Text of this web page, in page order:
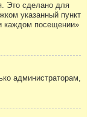
Это сделано для
указанный пункт
каждом посещении»
администраторам,